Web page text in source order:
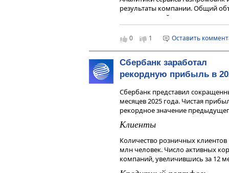
результаты компании. Общий
сохранил устойчивость, однако
Винлаб замедлились, а прирост
Аналитики сервиса
остаются интересными, но для
инвестора.
Чтобы инвестировать в акции
сервисеГазпромбанк Инвестиции
Читайте последние новости и
—Газпромбанк Инвестиции
Дисклеймер
Данный справочный и
финансовых инструментов,
мнения, сформированного в
являются и не могут
получения дохода от
0 1 Оставить
Сбербанк заработал
рекордную прибыль в
Сбербанк представил
месяцев 2025 года. Чистая
рекордное значение
Клиенты
Количество розничных
млн человек. Число активных
компаний, увеличившись за 12